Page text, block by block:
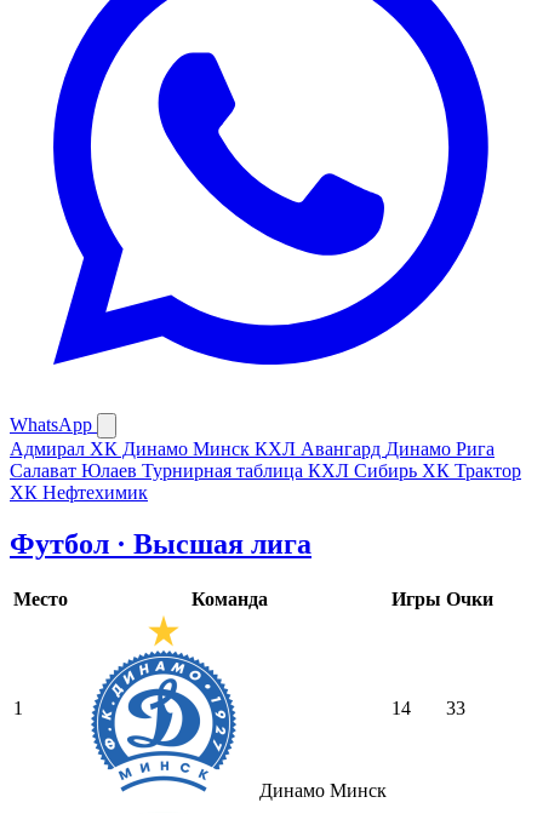
WhatsApp
Адмирал ХК Динамо Минск КХЛ Авангард Динамо Рига
Салават Юлаев Турнирная таблица КХЛ Сибирь ХК Трактор
ХК Нефтехимик
Футбол · Высшая лига
Место Команда Игры Очки
1
Динамо Минск
14 33